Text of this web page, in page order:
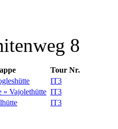
8
Tour Nr.
IT3
» Vajolethütte IT3
IT3